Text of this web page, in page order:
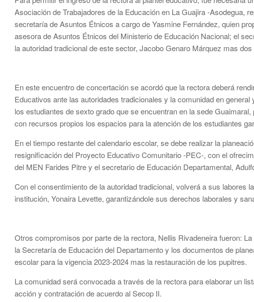
Asociación de Trabajadores de la Educación en La Guajira -Asodegua,
secretaría de Asuntos Étnicos a cargo de Yasmine Fernández, quien
asesora de Asuntos Étnicos del Ministerio de Educación Nacional; el
la autoridad tradicional de este sector, Jacobo Genaro Márquez mas
En este encuentro de concertación se acordó que la rectora deberá
Educativos ante las autoridades tradicionales y la comunidad en
los estudiantes de sexto grado que se encuentran en la sede
con recursos propios los espacios para la atención de los estudiantes
En el tiempo restante del calendario escolar, se debe realizar la
resignificación del Proyecto Educativo Comunitario -PEC-, con el
del MEN Farides Pitre y el secretario de Educación Departamental,
Con el consentimiento de la autoridad tradicional, volverá a sus labores
institución, Yonaira Levette, garantizándole sus derechos laborales y
Otros compromisos por parte de la rectora, Nellis Rivadeneira fueron:
la Secretaría de Educación del Departamento y los documentos de
escolar para la vigencia 2023-2024 mas la restauración de los pupitres.
La comunidad será convocada a través de la rectora para elaborar un
acción y contratación de acuerdo al Secop II.